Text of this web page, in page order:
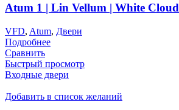
Atum 1 | Lin Vellum | White Cloud
VFD, Atum, Двери
Подробнее
Сравнить
Быстрый просмотр
Входные двери
Добавить в список желаний